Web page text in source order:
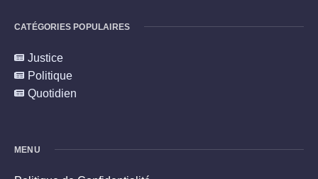
CATÉGORIES POPULAIRES
Justice
Politique
Quotidien
MENU